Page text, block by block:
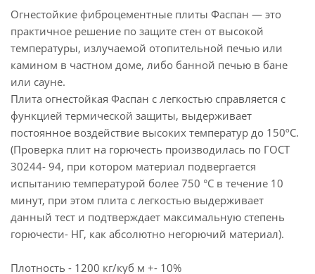
Огнестойкие фиброцементные плиты Фаспан — это
практичное решение по защите стен от высокой
температуры, излучаемой отопительной печью или
камином в частном доме, либо банной печью в бане
или сауне.
Плита огнестойкая Фаспан с легкостью справляется с
функцией термической защиты, выдерживает
постоянное воздействие высоких температур до 150ºС.
(Проверка плит на горючесть производилась по ГОСТ
30244- 94, при котором материал подвергается
испытанию температурой более 750 °C в течение 10
минут, при этом плита с легкостью выдерживает
данный тест и подтверждает максимальную степень
горючести- НГ, как абсолютно негорючий материал).
Плотность - 1200 кг/куб м +- 10%